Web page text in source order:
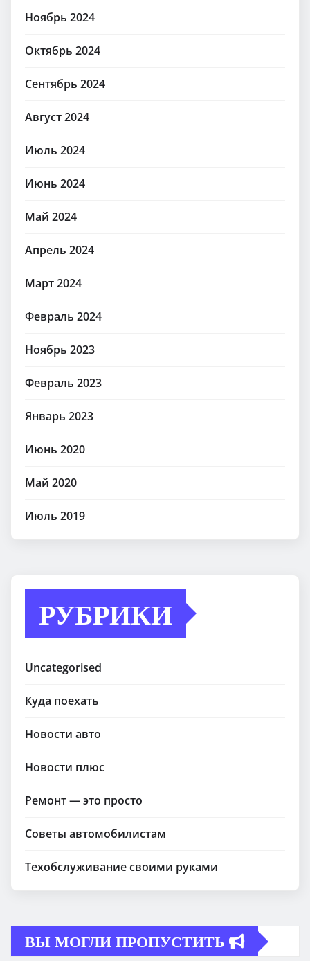
Ноябрь 2024
Октябрь 2024
Сентябрь 2024
Август 2024
Июль 2024
Июнь 2024
Май 2024
Апрель 2024
Март 2024
Февраль 2024
Ноябрь 2023
Февраль 2023
Январь 2023
Июнь 2020
Май 2020
Июль 2019
РУБРИКИ
Uncategorised
Куда поехать
Новости авто
Новости плюс
Ремонт — это просто
Советы автомобилистам
Техобслуживание своими руками
ВЫ МОГЛИ ПРОПУСТИТЬ